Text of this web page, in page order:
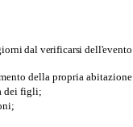
dal verificarsi
della propria abitazione
dei figli;